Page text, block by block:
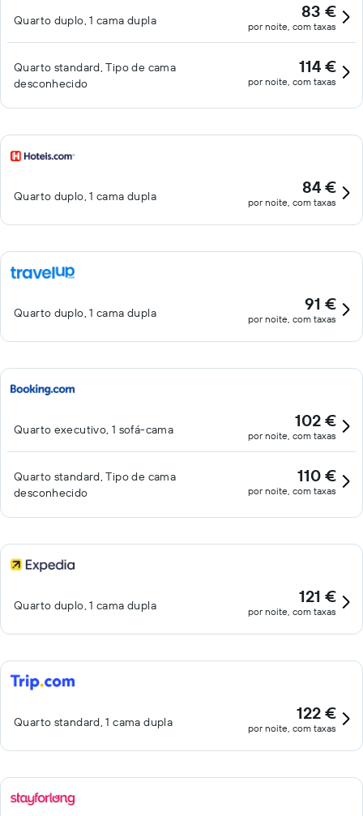
Quarto duplo, 1 cama dupla 83 €
por noite, com taxas
Quarto standard, Tipo de cama
desconhecido
114 €
por noite, com taxas
Quarto duplo, 1 cama dupla 84 €
por noite, com taxas
Quarto duplo, 1 cama dupla 91 €
por noite, com taxas
Quarto executivo, 1 sofá-cama 102 €
por noite, com taxas
Quarto standard, Tipo de cama
desconhecido
110 €
por noite, com taxas
Quarto duplo, 1 cama dupla 121 €
por noite, com taxas
Quarto standard, 1 cama dupla 122 €
por noite, com taxas